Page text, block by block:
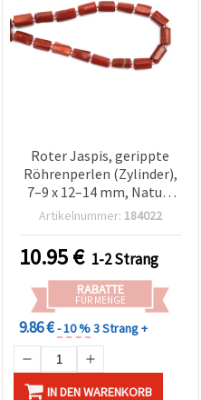
Roter Jaspis, gerippte
Röhrenperlen (Zylinder),
7–9 x 12–14 mm, Natur-
Edelstein-Strang, ca. 27–
Artikelnummer: 184022
10.95€ 1-2 Strang
RABATTE
FÜR MENGE
9.86 €- 10 %3 Strang +
IN DEN WARENKORB